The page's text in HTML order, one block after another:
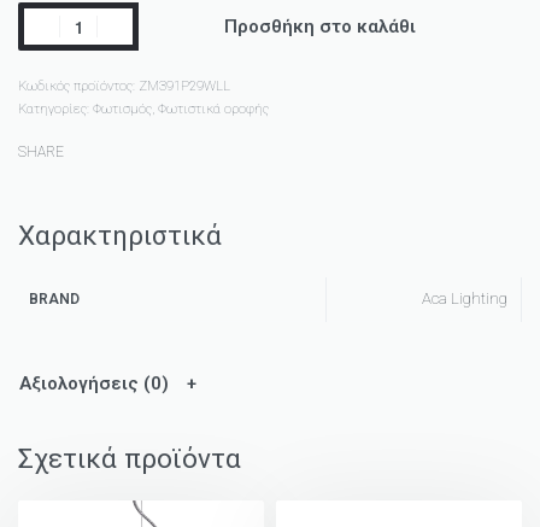
Προσθήκη στο καλάθι
Κωδικός προϊόντος: ZM391P29WLL
Κατηγορίες: Φωτισμός, Φωτιστικά οροφής
SHARE
Χαρακτηριστικά
BRAND Aca Lighting
Αξιολογήσεις (0)
Σχετικά προϊόντα